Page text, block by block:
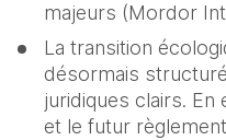
majeurs (Mordor
La transition
désormais
juridiques clairs. En
et le futur